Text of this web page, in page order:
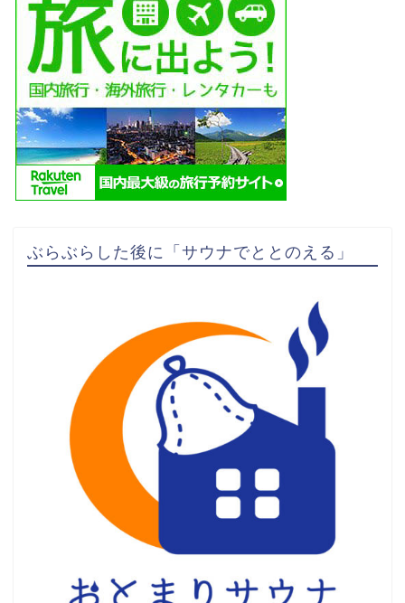
ぶらぶらした後に「サウナでととのえる」